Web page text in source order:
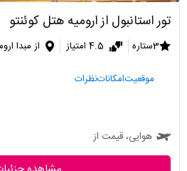
تور استانبول از ارومیه هتل کوئنتو
3ستاره 4.5 امتیاز از مبدا
موقعیتامکاناتنظرات
هوایی، قیمت از